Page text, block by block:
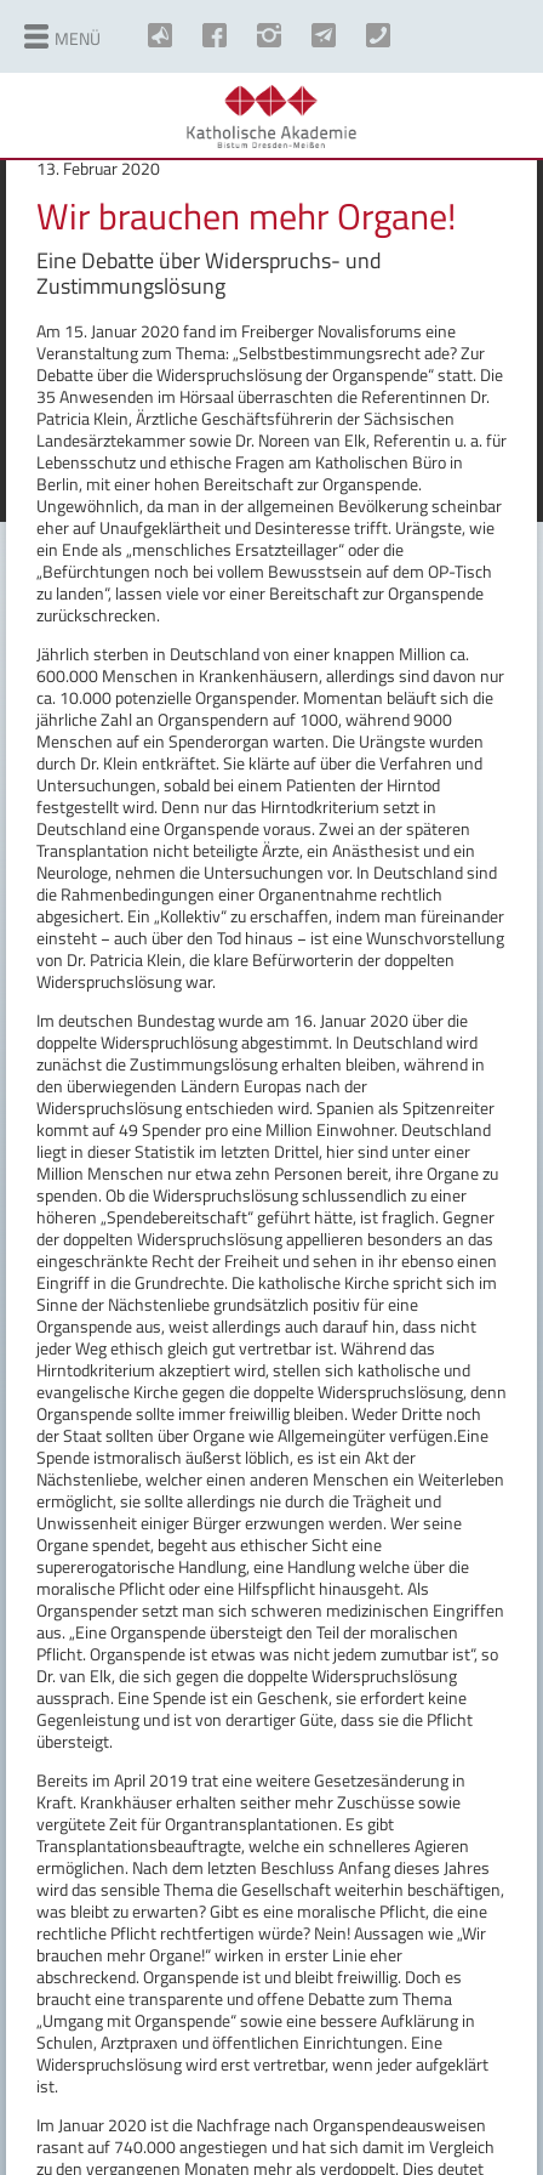
MENÜ
13. Februar 2020
Wir brauchen mehr Organe!
Eine Debatte über Widerspruchs- und
Zustimmungslösung
Am 15. Januar 2020 fand im Freiberger Novalisforums eine
Veranstaltung zum Thema: „Selbstbestimmungsrecht ade? Zur
Debatte über die Widerspruchslösung der Organspende“ statt. Die
35 Anwesenden im Hörsaal überraschten die Referentinnen Dr.
Patricia Klein, Ärztliche Geschäftsführerin der Sächsischen
Landesärztekammer sowie Dr. Noreen van Elk, Referentin u. a. für
Lebensschutz und ethische Fragen am Katholischen Büro in
Berlin, mit einer hohen Bereitschaft zur Organspende.
Ungewöhnlich, da man in der allgemeinen Bevölkerung scheinbar
eher auf Unaufgeklärtheit und Desinteresse trifft. Urängste, wie
ein Ende als „menschliches Ersatzteillager“ oder die
„Befürchtungen noch bei vollem Bewusstsein auf dem OP-Tisch
zu landen“, lassen viele vor einer Bereitschaft zur Organspende
zurückschrecken.
Jährlich sterben in Deutschland von einer knappen Million ca.
600.000 Menschen in Krankenhäusern, allerdings sind davon nur
ca. 10.000 potenzielle Organspender. Momentan beläuft sich die
jährliche Zahl an Organspendern auf 1000, während 9000
Menschen auf ein Spenderorgan warten. Die Urängste wurden
durch Dr. Klein entkräftet. Sie klärte auf über die Verfahren und
Untersuchungen, sobald bei einem Patienten der Hirntod
festgestellt wird. Denn nur das Hirntodkriterium setzt in
Deutschland eine Organspende voraus. Zwei an der späteren
Transplantation nicht beteiligte Ärzte, ein Anästhesist und ein
Neurologe, nehmen die Untersuchungen vor. In Deutschland sind
die Rahmenbedingungen einer Organentnahme rechtlich
abgesichert. Ein „Kollektiv“ zu erschaffen, indem man füreinander
einsteht − auch über den Tod hinaus − ist eine Wunschvorstellung
von Dr. Patricia Klein, die klare Befürworterin der doppelten
Widerspruchslösung war.
Im deutschen Bundestag wurde am 16. Januar 2020 über die
doppelte Widerspruchlösung abgestimmt. In Deutschland wird
zunächst die Zustimmungslösung erhalten bleiben, während in
den überwiegenden Ländern Europas nach der
Widerspruchslösung entschieden wird. Spanien als Spitzenreiter
kommt auf 49 Spender pro eine Million Einwohner. Deutschland
liegt in dieser Statistik im letzten Drittel, hier sind unter einer
Million Menschen nur etwa zehn Personen bereit, ihre Organe zu
spenden. Ob die Widerspruchslösung schlussendlich zu einer
höheren „Spendebereitschaft“ geführt hätte, ist fraglich. Gegner
der doppelten Widerspruchslösung appellieren besonders an das
eingeschränkte Recht der Freiheit und sehen in ihr ebenso einen
Eingriff in die Grundrechte. Die katholische Kirche spricht sich im
Sinne der Nächstenliebe grundsätzlich positiv für eine
Organspende aus, weist allerdings auch darauf hin, dass nicht
jeder Weg ethisch gleich gut vertretbar ist. Während das
Hirntodkriterium akzeptiert wird, stellen sich katholische und
evangelische Kirche gegen die doppelte Widerspruchslösung, denn
Organspende sollte immer freiwillig bleiben. Weder Dritte noch
der Staat sollten über Organe wie Allgemeingüter verfügen.Eine
Spende istmoralisch äußerst löblich, es ist ein Akt der
Nächstenliebe, welcher einen anderen Menschen ein Weiterleben
ermöglicht, sie sollte allerdings nie durch die Trägheit und
Unwissenheit einiger Bürger erzwungen werden. Wer seine
Organe spendet, begeht aus ethischer Sicht eine
supererogatorische Handlung, eine Handlung welche über die
moralische Pflicht oder eine Hilfspflicht hinausgeht. Als
Organspender setzt man sich schweren medizinischen Eingriffen
aus. „Eine Organspende übersteigt den Teil der moralischen
Pflicht. Organspende ist etwas was nicht jedem zumutbar ist“, so
Dr. van Elk, die sich gegen die doppelte Widerspruchslösung
aussprach. Eine Spende ist ein Geschenk, sie erfordert keine
Gegenleistung und ist von derartiger Güte, dass sie die Pflicht
übersteigt.
Bereits im April 2019 trat eine weitere Gesetzesänderung in
Kraft. Krankhäuser erhalten seither mehr Zuschüsse sowie
vergütete Zeit für Organtransplantationen. Es gibt
Transplantationsbeauftragte, welche ein schnelleres Agieren
ermöglichen. Nach dem letzten Beschluss Anfang dieses Jahres
wird das sensible Thema die Gesellschaft weiterhin beschäftigen,
was bleibt zu erwarten? Gibt es eine moralische Pflicht, die eine
rechtliche Pflicht rechtfertigen würde? Nein! Aussagen wie „Wir
brauchen mehr Organe!“ wirken in erster Linie eher
abschreckend. Organspende ist und bleibt freiwillig. Doch es
braucht eine transparente und offene Debatte zum Thema
„Umgang mit Organspende“ sowie eine bessere Aufklärung in
Schulen, Arztpraxen und öffentlichen Einrichtungen. Eine
Widerspruchslösung wird erst vertretbar, wenn jeder aufgeklärt
ist.
Im Januar 2020 ist die Nachfrage nach Organspendeausweisen
rasant auf 740.000 angestiegen und hat sich damit im Vergleich
zu den vergangenen Monaten mehr als verdoppelt. Dies deutet